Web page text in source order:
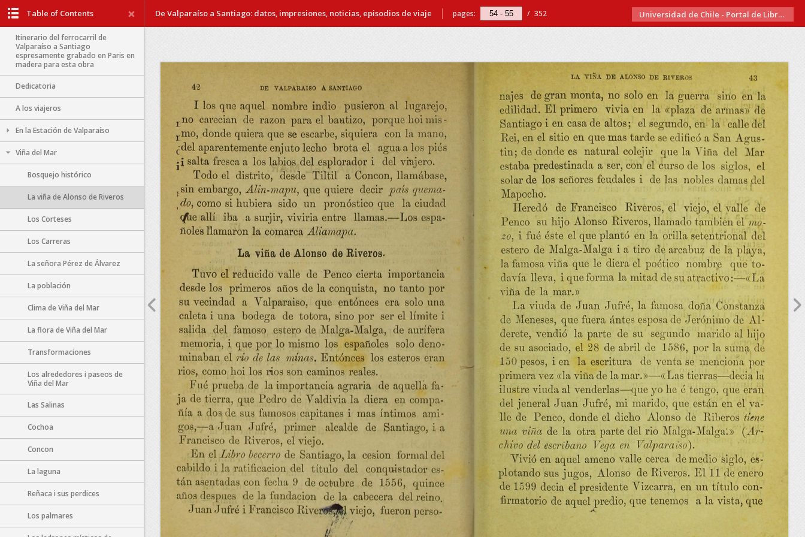
De Valparaíso a Santiago: datos, impresiones, noticias, episodios de viaje pages: / 352 Universidad de Chile - Portal de Libros Electrónicos
Table of Contents
Itinerario del ferrocarril de
Valparaíso a Santiago
espresamente grabado en Paris en
madera para esta obra
Dedicatoria
A los viajeros
En la Estación de Valparaíso
Viña del Mar
Bosquejo histórico
La viña de Alonso de Riveros
Los Corteses
Los Carreras
La señora Pérez de Álvarez
La población
Clima de Viña del Mar
La flora de Viña del Mar
Transformaciones
Los alrededores i paseos de
Viña del Mar
Las Salinas
Cochoa
Concon
La laguna
Reñaca i sus perdices
Los palmares